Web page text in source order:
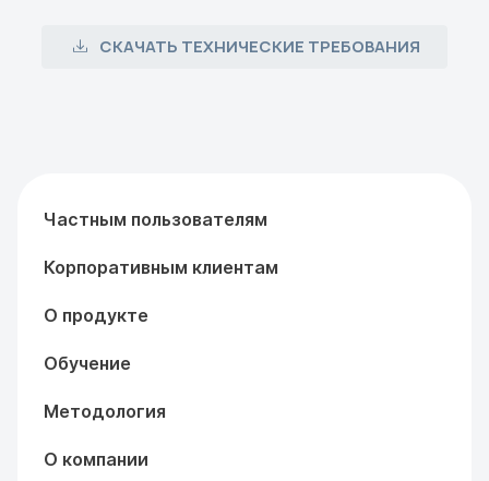
СКАЧАТЬ ТЕХНИЧЕСКИЕ ТРЕБОВАНИЯ
Частным пользователям
Корпоративным клиентам
О продукте
Обучение
Методология
О компании